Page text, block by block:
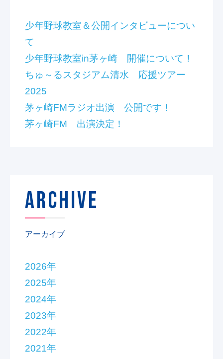
少年野球教室＆公開インタビューについ
て
少年野球教室in茅ヶ崎 開催について！
ちゅ～るスタジアム清水 応援ツアー
2025
茅ヶ崎FMラジオ出演 公開です！
茅ヶ崎FM 出演決定！
ARCHIVE
アーカイブ
2026年
2025年
2024年
2023年
2022年
2021年